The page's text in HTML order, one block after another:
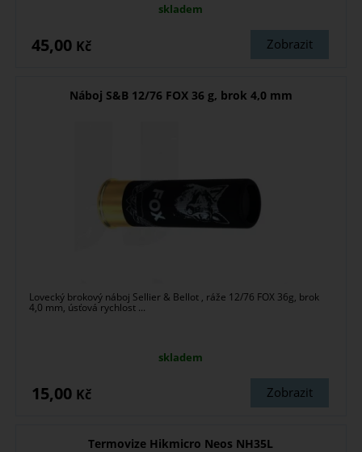
skladem
Zobrazit
45,00 Kč
Náboj S&B 12/76 FOX 36 g, brok 4,0 mm
Lovecký brokový náboj Sellier & Bellot , ráže 12/76 FOX 36g, brok
4,0 mm, úsťová rychlost ...
skladem
Zobrazit
15,00 Kč
Termovize Hikmicro Neos NH35L